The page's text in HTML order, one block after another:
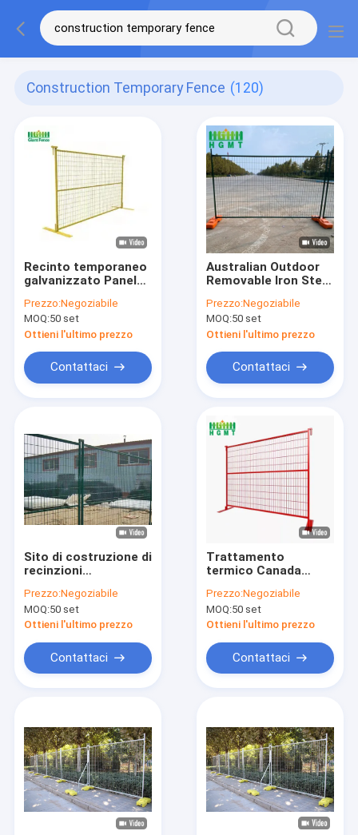
Construction Temporary Fence (120)
Recinto temporaneo
galvanizzato Panels
portatile all'aperto 6
piedi X 10 piedi
Prezzo:Negoziabile
MOQ:50 set
Ottieni l'ultimo prezzo
Contattaci
Australian Outdoor
Removable Iron Steel
Fencing Panels
Security Building
Construction Event
Fence Temp Sito
Prezzo:Negoziabile
MOQ:50 set
Ottieni l'ultimo prezzo
Contattaci
Sito di costruzione di
recinzioni
mm
Prezzo:Negoziabile
MOQ:50 set
Ottieni l'ultimo prezzo
Contattaci
Trattamento
termico Canada
Portatile
Temporanea
Recinzione Saldato
Prezzo:Negoziabile
MOQ:50 set
Ottieni l'ultimo prezzo
Contattaci